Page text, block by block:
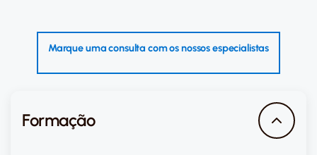
Marque uma consulta com os nossos especialistas
Formação